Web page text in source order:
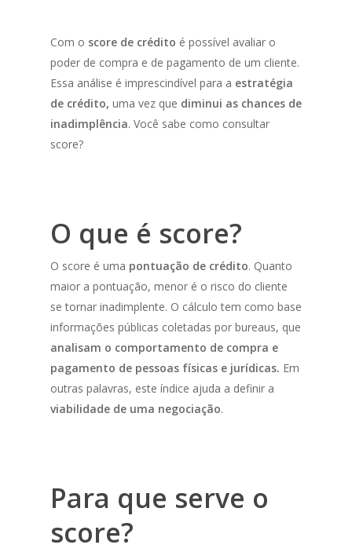
Com o score de crédito é possível avaliar o
poder de compra e de pagamento de um cliente.
Essa análise é imprescindível para a estratégia
de crédito, uma vez que diminui as chances de
inadimplência. Você sabe como consultar
score?
O que é score?
O score é uma pontuação de crédito. Quanto
maior a pontuação, menor é o risco do cliente
se tornar inadimplente. O cálculo tem como base
informações públicas coletadas por bureaus, que
analisam o comportamento de compra e
pagamento de pessoas físicas e jurídicas. Em
outras palavras, este índice ajuda a definir a
viabilidade de uma negociação.
Para que serve o
score?